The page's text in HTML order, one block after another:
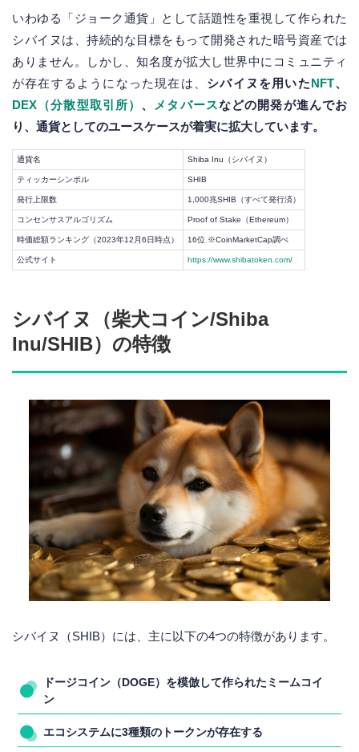
いわゆる「ジョーク通貨」として話題性を重視して作られた
シバイヌは、持続的な目標をもって開発された暗号資産では
ありません。しかし、知名度が拡大し世界中にコミュニティ
が存在するようになった現在は、 シバイヌを用いたNFT、
DEX（分散型取引所） 、 メタバースなどの開発が進んでお
り、通貨としてのユースケースが着実に拡大しています。
通貨名 Shiba Inu（シバイヌ）
ティッカーシンボル SHIB
発行上限数 1,000兆SHIB（すべて発行済）
コンセンサスアルゴリズム Proof of Stake（Ethereum）
時価総額ランキング（2023年12月6日時点） 16位 ※CoinMarketCap調べ
公式サイト https://www.shibatoken.com/
シバイヌ（柴犬コイン/Shiba
Inu/SHIB）の特徴
シバイヌ（SHIB）には、主に以下の4つの特徴があります。
ドージコイン（DOGE）を模倣して作られたミームコイ
ン
エコシステムに3種類のトークンが存在する